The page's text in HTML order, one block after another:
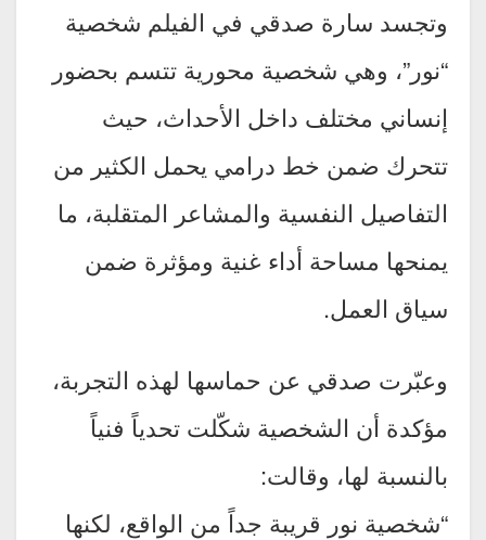
وتجسد سارة صدقي في الفيلم شخصية
“نور”، وهي شخصية محورية تتسم بحضور
إنساني مختلف داخل الأحداث، حيث
تتحرك ضمن خط درامي يحمل الكثير من
التفاصيل النفسية والمشاعر المتقلبة، ما
يمنحها مساحة أداء غنية ومؤثرة ضمن
سياق العمل.
وعبّرت صدقي عن حماسها لهذه التجربة،
مؤكدة أن الشخصية شكّلت تحدياً فنياً
بالنسبة لها، وقالت:
“شخصية نور قريبة جداً من الواقع، لكنها